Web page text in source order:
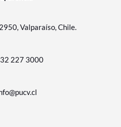
Valparaíso, Chile.
227 3000